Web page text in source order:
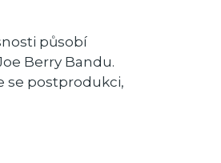
působí
Berry Bandu.
se postprodukci,